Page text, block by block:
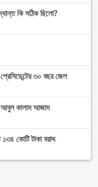
কি সঠিক ছিলো?
৩০ বছর জেল
আবুল কালাম আজাদ
কোটি টাকা বরাদ্দ